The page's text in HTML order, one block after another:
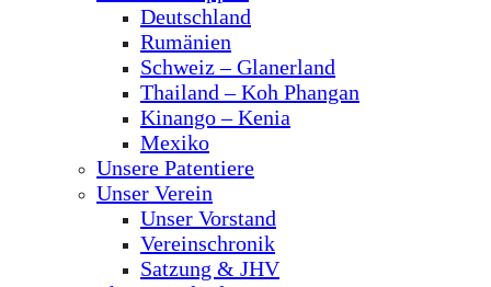
Deutschland
Rumänien
Schweiz – Glanerland
Thailand – Koh Phangan
Kinango – Kenia
Mexiko
Unsere Patentiere
Unser Verein
Unser Vorstand
Vereinschronik
Satzung & JHV